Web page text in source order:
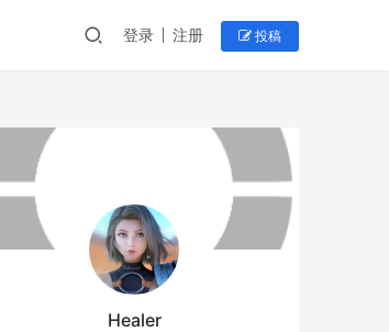
登录 注册 投稿
Healer